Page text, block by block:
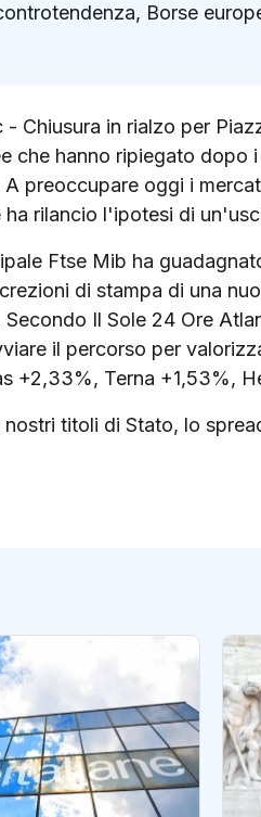
Borse
su Facebook
- Chiusura in rialzo per
che hanno ripiegato
A preoccupare oggi i
ha rilancio l'ipotesi di
Ftse Mib ha
di stampa di una
Secondo Il Sole 24 Ore
il percorso per
+2,33%, Terna +1,53%,
titoli di Stato, lo